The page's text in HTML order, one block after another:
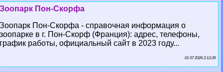
Зоопарк Пон-Скорфа
Зоопарк Пон-Скорфа - справочная информация о
зоопарке в г. Пон-Скорф (Франция): адрес, телефоны,
график работы, официальный сайт в 2023 году...
01 07 2026 2:13:39